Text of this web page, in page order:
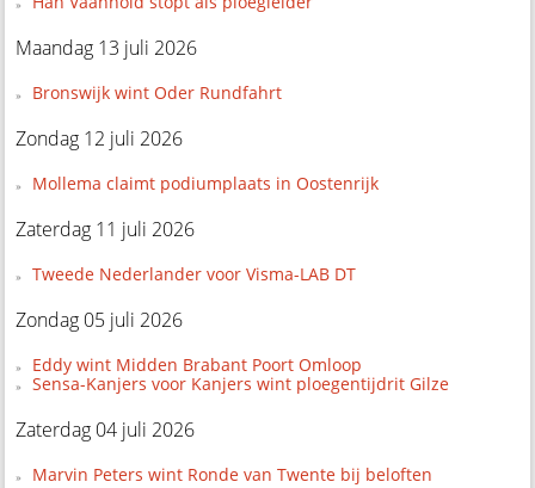
Maandag 13 juli 2026
Bronswijk wint Oder Rundfahrt
Zondag 12 juli 2026
Mollema claimt podiumplaats in Oostenrijk
Zaterdag 11 juli 2026
Tweede Nederlander voor Visma-LAB DT
Zondag 05 juli 2026
Eddy wint Midden Brabant Poort Omloop
Sensa-Kanjers voor Kanjers wint ploegentijdrit Gilze
Zaterdag 04 juli 2026
Marvin Peters wint Ronde van Twente bij beloften